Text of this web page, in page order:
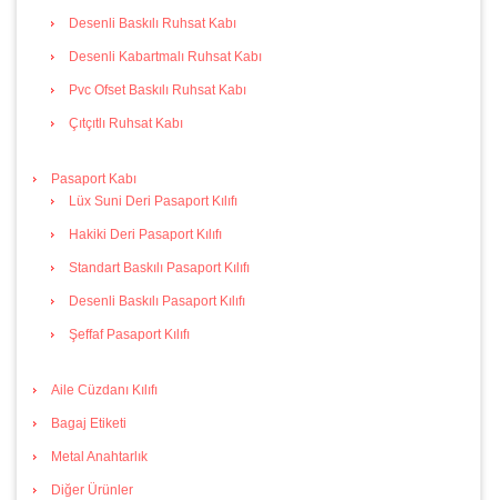
Desenli Baskılı Ruhsat Kabı
Desenli Kabartmalı Ruhsat Kabı
Pvc Ofset Baskılı Ruhsat Kabı
Çıtçıtlı Ruhsat Kabı
Pasaport Kabı
Lüx Suni Deri Pasaport Kılıfı
Hakiki Deri Pasaport Kılıfı
Standart Baskılı Pasaport Kılıfı
Desenli Baskılı Pasaport Kılıfı
Şeffaf Pasaport Kılıfı
Aile Cüzdanı Kılıfı
Bagaj Etiketi
Metal Anahtarlık
Diğer Ürünler